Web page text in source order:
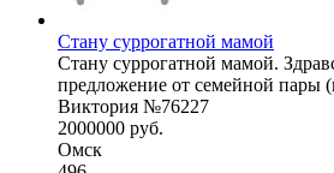
Стану суррогатной мамой
Стану суррогатной мамой.
предложение от семейной пары
Виктория №76227
2000000 руб.
Омск